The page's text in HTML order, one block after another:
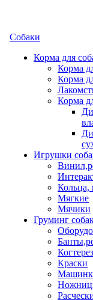
Собаки
Корма для
Корма
Корма
Корма
Игрушки
Кольца,
Мягкие
Мячики
Груминг
Краски